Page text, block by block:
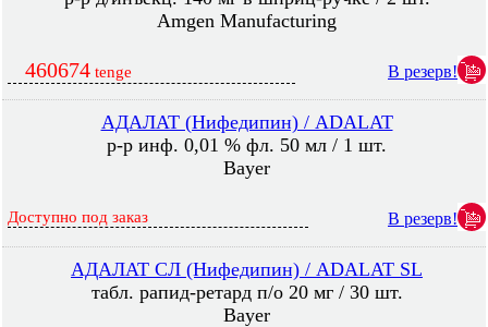
Amgen Manufacturing
460674 tenge В резерв!
АДАЛАТ (Нифедипин) / ADALAT
р-р инф. 0,01 % фл. 50 мл / 1 шт.
Bayer
Доступно под заказ В резерв!
АДАЛАТ СЛ (Нифедипин) / ADALAT SL
табл. рапид-ретард п/о 20 мг / 30 шт.
Bayer